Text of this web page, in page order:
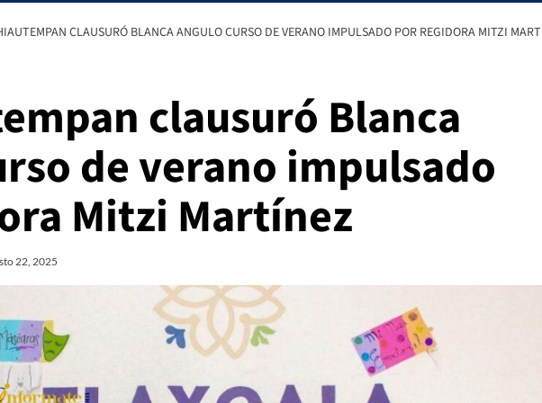
CLAUSURÓ BLANCA ANGULO CURSO DE VERANO IMPULSADO POR REGIDORA MITZI
clausuró Blanca
de verano impulsado
Mitzi Martínez
22, 2025